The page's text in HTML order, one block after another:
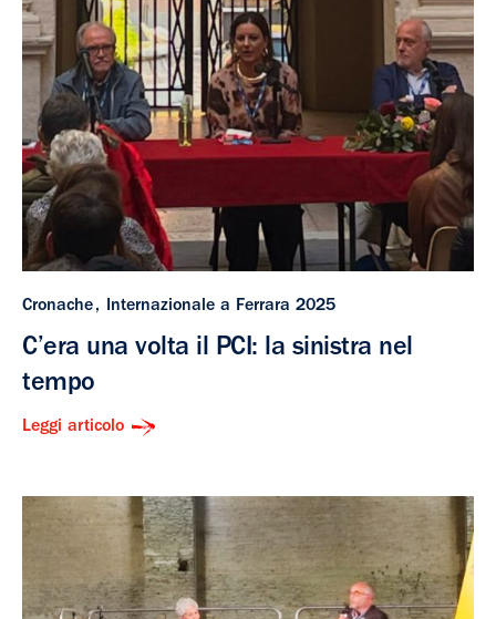
Cronache Internazionale a Ferrara 2025
C’era una volta il PCI: la sinistra nel
tempo
Leggi articolo